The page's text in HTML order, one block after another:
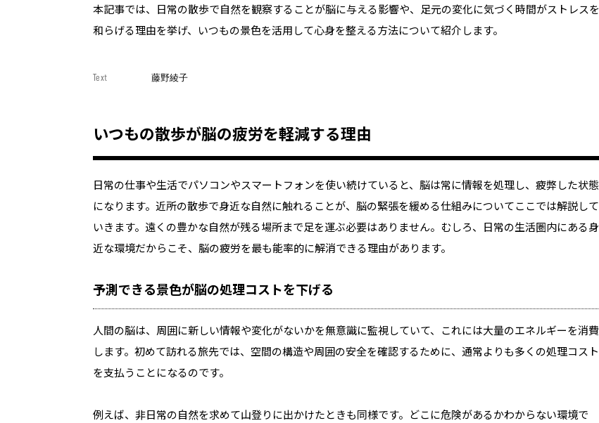
本記事では、日常の散歩で自然を観察することが脳に与える影響や、足元の変化に気づく時間がストレスを
和らげる理由を挙げ、いつもの景色を活用して心身を整える方法について紹介します。
Text 藤野綾子
いつもの散歩が脳の疲労を軽減する理由
日常の仕事や生活でパソコンやスマートフォンを使い続けていると、脳は常に情報を処理し、疲弊した状態
になります。近所の散歩で身近な自然に触れることが、脳の緊張を緩める仕組みについてここでは解説して
いきます。遠くの豊かな自然が残る場所まで足を運ぶ必要はありません。むしろ、日常の生活圏内にある身
近な環境だからこそ、脳の疲労を最も能率的に解消できる理由があります。
予測できる景色が脳の処理コストを下げる
人間の脳は、周囲に新しい情報や変化がないかを無意識に監視していて、これには大量のエネルギーを消費
します。初めて訪れる旅先では、空間の構造や周囲の安全を確認するために、通常よりも多くの処理コスト
を支払うことになるのです。
例えば、非日常の自然を求めて山登りに出かけたときも同様です。どこに危険があるかわからない環境で